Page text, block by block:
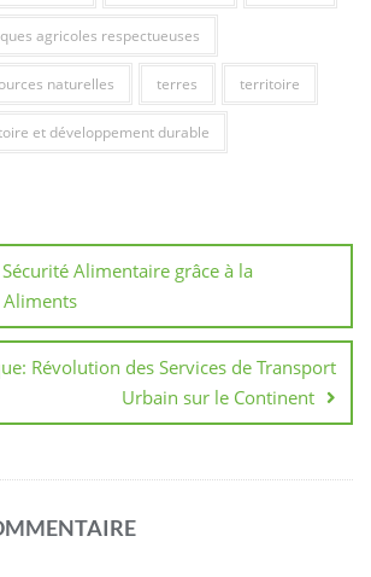
agricoles respectueuses
naturelles terres territoire
et développement durable
Alimentaire grâce à la
Aliments
Révolution des Services de Transport
Urbain sur le Continent